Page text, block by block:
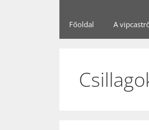
Főoldal A